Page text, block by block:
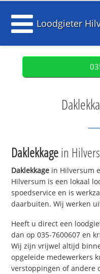
Loodgieter
Daklekkagein
Daklekkage in Hilversum
Hilversum is een lokaal
spoedservice en is
daarbuiten. Wij werken
Heeft u direct een
dan op 035-7600607 en
Wij zijn vrijwel altijd
opgeleide medewerkers
verstoppingen of andere